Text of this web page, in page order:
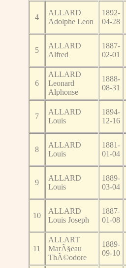
4
ALLARD
Adolphe Leon
1892-
04-28
5
ALLARD
Alfred
1887-
02-01
6
ALLARD
Leonard
Alphonse
1888-
08-31
7
ALLARD
Louis
1894-
12-16
8
ALLARD
Louis
1881-
01-04
9
ALLARD
Louis
1889-
03-04
10
ALLARD
Louis Joseph
1887-
01-08
11
ALLART
MarÃ§eau
ThÃ©odore
1889-
09-10